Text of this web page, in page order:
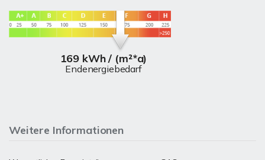
169 kWh / (m²*a)
Endenergiebedarf
Weitere Informationen